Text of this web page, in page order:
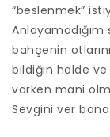
“beslenmek”
bahçenin
bildiğin halde
varken mani
Sevgini ver